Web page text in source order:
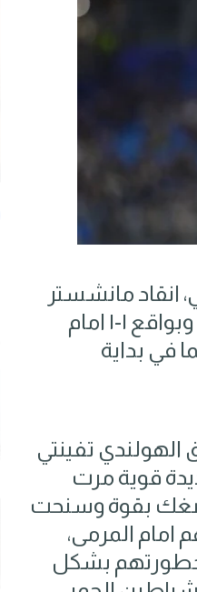
انقاد ​مانشستر
يونايتد​ الانكليزي الى تعادل مرير على ارضه في الاولد ترافورد وبواقع ١-١ امام
في بداية
تفينتي
قوية مرت
الضغك بقوة وسنحت
المرمى،
خطورتهم بشكل